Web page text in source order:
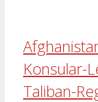
Konsular-
Taliban-